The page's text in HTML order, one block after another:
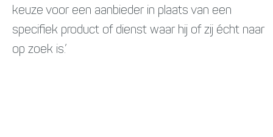
keuze voor een aanbieder in plaats van een
specifiek product of dienst waar hij of zij écht naar
op zoek is.’